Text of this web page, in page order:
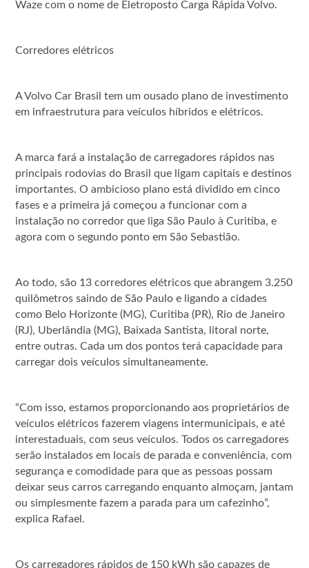
Waze com o nome de Eletroposto Carga Rápida Volvo.
Corredores elétricos
A Volvo Car Brasil tem um ousado plano de investimento
em infraestrutura para veículos híbridos e elétricos.
A marca fará a instalação de carregadores rápidos nas
principais rodovias do Brasil que ligam capitais e destinos
importantes. O ambicioso plano está dividido em cinco
fases e a primeira já começou a funcionar com a
instalação no corredor que liga São Paulo à Curitiba, e
agora com o segundo ponto em São Sebastião.
Ao todo, são 13 corredores elétricos que abrangem 3.250
quilômetros saindo de São Paulo e ligando a cidades
como Belo Horizonte (MG), Curitiba (PR), Rio de Janeiro
(RJ), Uberlândia (MG), Baixada Santista, litoral norte,
entre outras. Cada um dos pontos terá capacidade para
carregar dois veículos simultaneamente.
“Com isso, estamos proporcionando aos proprietários de
veículos elétricos fazerem viagens intermunicipais, e até
interestaduais, com seus veículos. Todos os carregadores
serão instalados em locais de parada e conveniência, com
segurança e comodidade para que as pessoas possam
deixar seus carros carregando enquanto almoçam, jantam
ou simplesmente fazem a parada para um cafezinho”,
explica Rafael.
Os carregadores rápidos de 150 kWh são capazes de